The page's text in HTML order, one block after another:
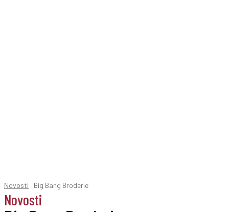
Novosti Big Bang Broderie
Novosti